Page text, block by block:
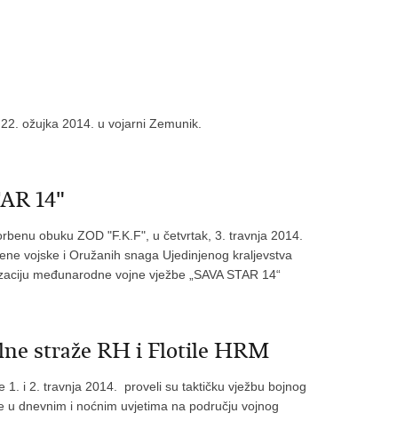
ožujka 2014. u vojarni Zemunik.
14"
obuku ZOD "F.K.F", u četvrtak, 3. travnja 2014.
vojske i Oružanih snaga Ujedinjenog kraljevstva
međunarodne vojne vježbe „SAVA STAR 14“
straže RH i Flotile HRM
1. i 2. travnja 2014. proveli su taktičku vježbu bojnog
dnevnim i noćnim uvjetima na području vojnog